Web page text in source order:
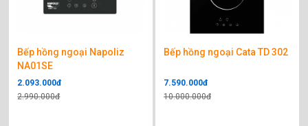
Bếp hồng ngoại Napoliz
NA01SE
2.093.000đ
2.990.000đ
Bếp hồng ngoại Cata TD 302
7.590.000đ
10.000.000đ